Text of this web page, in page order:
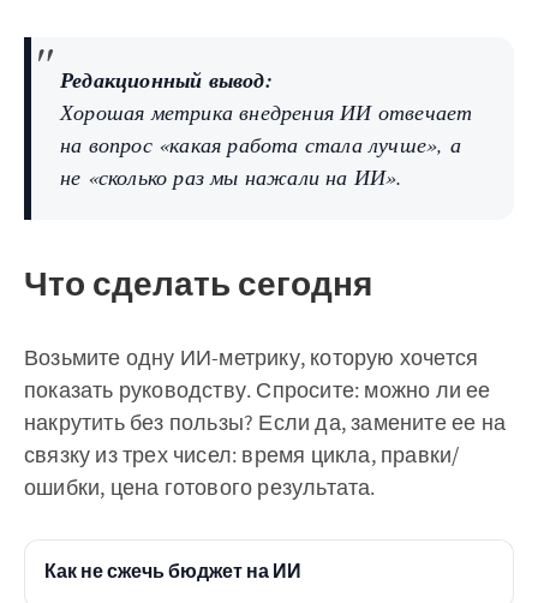
Редакционный вывод:
Хорошая метрика внедрения ИИ отвечает
на вопрос «какая работа стала лучше», а
не «сколько раз мы нажали на ИИ».
Что сделать сегодня
Возьмите одну ИИ-метрику, которую хочется
показать руководству. Спросите: можно ли ее
накрутить без пользы? Если да, замените ее на
связку из трех чисел: время цикла, правки/
ошибки, цена готового результата.
Как не сжечь бюджет на ИИ